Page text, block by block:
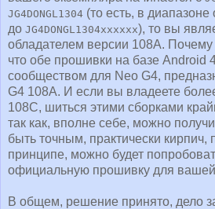
JG4DONGL1304 (то есть, в диапазоне
до JG4DONGL1304xxxxxx), то вы
обладателем версии 108A.
что обе прошивки на базе
сообществом для Neo G4,
G4 108A. И если вы владеете
108C, шиться этими сборками
так как, вполне себе, можно
быть точным, практически кирпич,
принципе, можно будет
официальную прошивку для
В общем, решение принято, дело